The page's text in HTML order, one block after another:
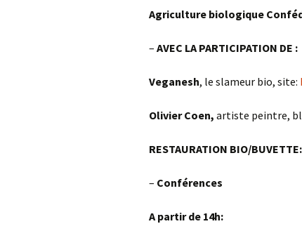
Agriculture biologique
– AVEC LA PARTICIPATION DE :
Veganesh, le slameur bio, site:
Olivier Coen, artiste peintre,
RESTAURATION BIO/BUVETTE:
– Conférences
A partir de 14h: